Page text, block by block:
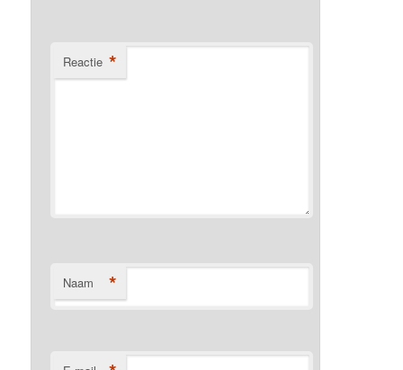
Reactie *
Naam *